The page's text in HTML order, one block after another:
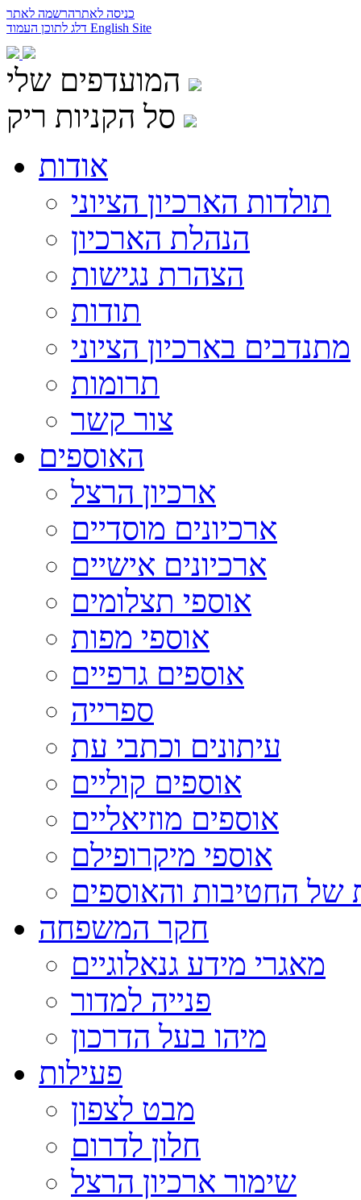
כניסה לאתרהרשמה לאתר
English Site
המועדפים שלי
סל הקניות ריק
אודות
תולדות הארכיון הציוני
הנהלת הארכיון
הצהרת נגישות
תודות
מתנדבים בארכיון הציוני
תרומות
צור קשר
האוספים
ארכיון הרצל
ארכיונים מוסדיים
ארכיונים אישיים
אוספי תצלומים
אוספי מפות
אוספים גרפיים
ספרייה
עיתונים וכתבי עת
אוספים קוליים
אוספים מוזיאליים
אוספי מיקרופילם
של החטיבות והאוספים
חקר המשפחה
מאגרי מידע גנאלוגיים
פנייה למדור
מיהו בעל הדרכון
פעילות
מבט לצפון
חלון לדרום
שימור ארכיון הרצל